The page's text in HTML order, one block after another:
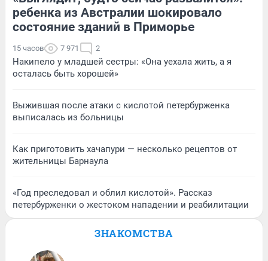
ребенка из Австралии шокировало
состояние зданий в Приморье
15 часов 7 971 2
Накипело у младшей сестры: «Она уехала жить, а я
осталась быть хорошей»
Выжившая после атаки с кислотой петербурженка
выписалась из больницы
Как приготовить хачапури — несколько рецептов от
жительницы Барнаула
«Год преследовал и облил кислотой». Рассказ
петербурженки о жестоком нападении и реабилитации
ЗНАКОМСТВА